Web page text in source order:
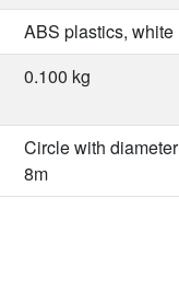
ABS plastics, white
0.100 kg
Circle with
8m